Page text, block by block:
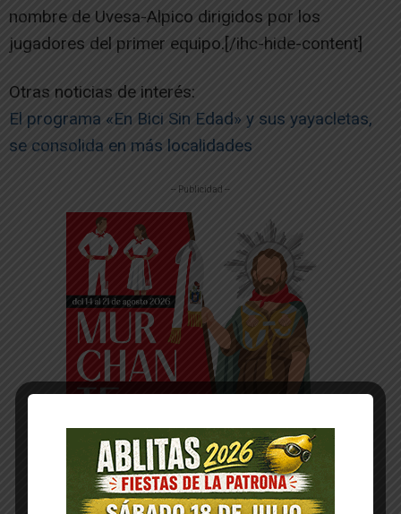
nombre de Uvesa-Alpico dirigidos por los
jugadores del primer equipo.[/ihc-hide-content]
Otras noticias de interés:
El programa «En Bici Sin Edad» y sus yayacletas,
se consolida en más localidades
-- Publicidad --